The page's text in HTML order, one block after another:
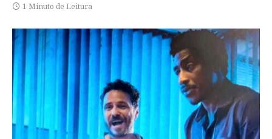
1 Minuto de Leitura